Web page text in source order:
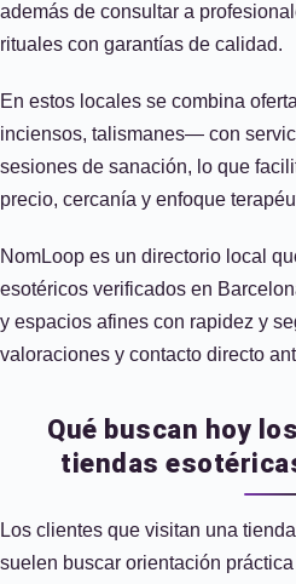
además de consultar a
rituales con garantías de calidad.
En estos locales se combina
inciensos, talismanes— con
sesiones de sanación, lo que
precio, cercanía y enfoque
NomLoop es un directorio local
esotéricos verificados en
y espacios afines con rapidez y
valoraciones y contacto directo
Qué buscan hoy
tiendas
Los clientes que visitan una
suelen buscar orientación